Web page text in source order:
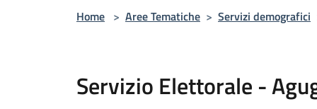
Home > Aree Tematiche > Servizi demografici
Servizio Elettorale -